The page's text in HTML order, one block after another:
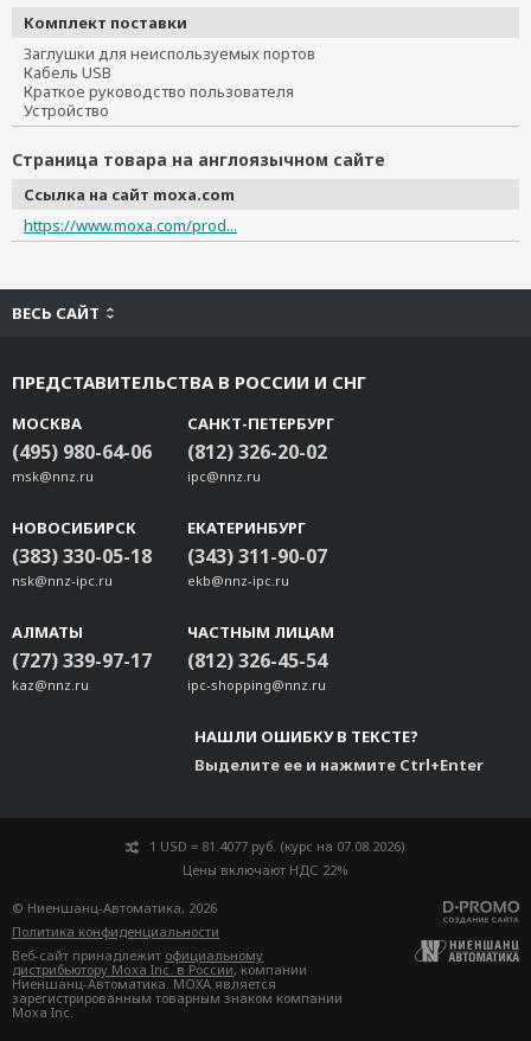
Комплект поставки
Заглушки для неиспользуемых портов
Кабель USB
Краткое руководство пользователя
Устройство
Страница товара на англоязычном сайте
Ссылка на сайт moxa.com
https://www.moxa.com/prod...
ВЕСЬ САЙТ
ПРЕДСТАВИТЕЛЬСТВА В РОССИИ И СНГ
МОСКВА
(495) 980-64-06
msk@nnz.ru
САНКТ-ПЕТЕРБУРГ
(812) 326-20-02
ipc@nnz.ru
НОВОСИБИРСК
(383) 330-05-18
nsk@nnz-ipc.ru
ЕКАТЕРИНБУРГ
(343) 311-90-07
ekb@nnz-ipc.ru
АЛМАТЫ
(727) 339-97-17
kaz@nnz.ru
ЧАСТНЫМ ЛИЦАМ
(812) 326-45-54
ipc-shopping@nnz.ru
НАШЛИ ОШИБКУ В ТЕКСТЕ?
Выделите ее и нажмите Ctrl+Enter
1 USD = 81.4077 руб. (курс на 07.08.2026)
Цены включают НДС 22%
© Ниеншанц-Автоматика, 2026
Политика конфиденциальности
Веб-сайт принадлежит официальному
дистрибьютору Moxa Inc. в России, компании
Ниеншанц-Автоматика. MOXA является
зарегистрированным товарным знаком компании
Moxa Inc.